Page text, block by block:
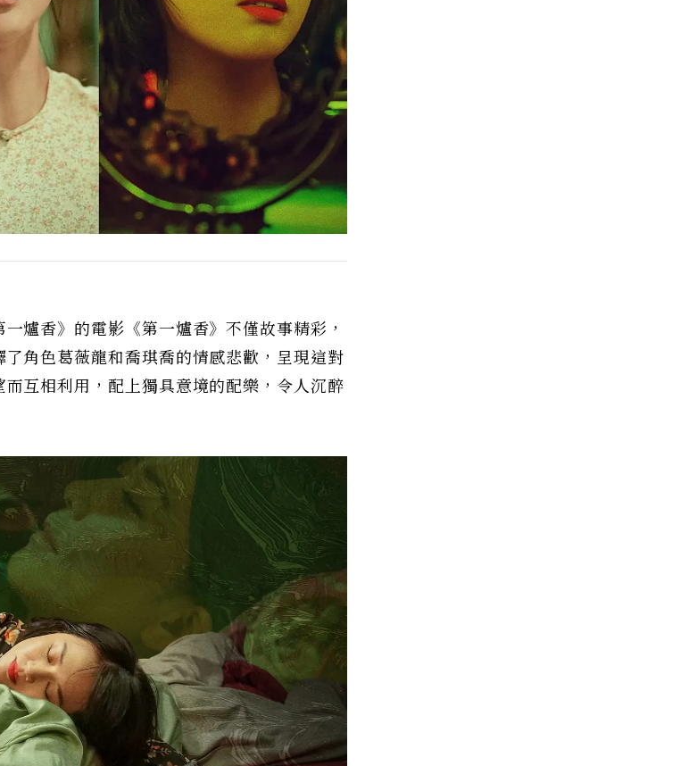
爐香》 的電影《第一爐香》不僅故事精彩，
角色葛薇龍和喬琪喬的情感悲歡，呈現這對
互相利用，配上獨具意境的配樂，令人沉醉